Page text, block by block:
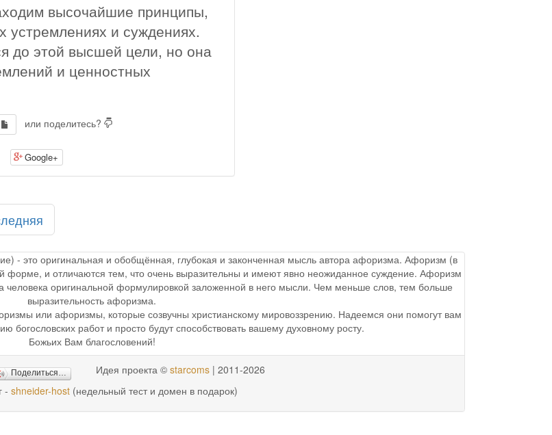
высочайшие принципы,
устремлениях и суждениях.
до этой высшей цели, но она
и ценностных
или поделитесь?
Google+
- это оригинальная и обобщённая, глубокая и законченная мысль автора афоризма. Афоризм (в
форме, и отличаются тем, что очень выразительны и имеют явно неожиданное суждение. Афоризм
человека оригинальной формулировкой заложенной в него мысли. Чем меньше слов, тем больше
выразительность афоризма.
или афоризмы, которые созвучны христианскому мировоззрению. Надеемся они помогут вам
богословских работ и просто будут способствовать вашему духовному росту.
Божьих Вам благословений!
Поделиться… Идея проекта © starcoms | 2011-2026
- shneider-host (недельный тест и домен в подарок)